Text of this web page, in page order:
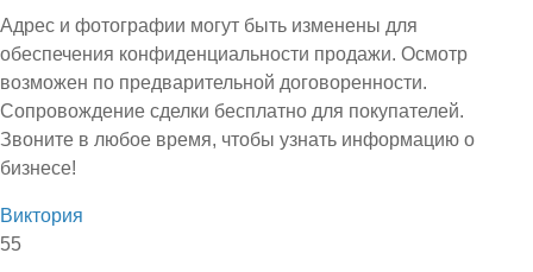
Адрес и фотографии могут быть изменены для
обеспечения конфиденциальности продажи. Осмотр
возможен по предварительной договоренности.
Сопровождение сделки бесплатно для покупателей.
Звоните в любое время, чтобы узнать информацию о
бизнесе!
Виктория
55